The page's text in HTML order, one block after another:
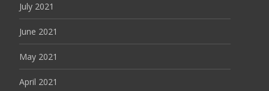
July 2021
June 2021
May 2021
April 2021